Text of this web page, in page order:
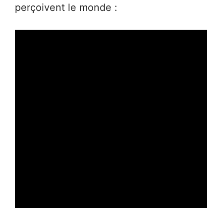
perçoivent le monde :